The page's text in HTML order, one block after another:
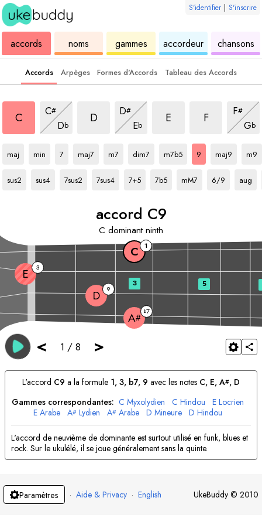
S'identifier | S'inscrire
accords
de
ukulélénoms
des
accordsgammes
de
ukuléléaccordeur ukulélé
chansons
Accords Arpèges Formes d'Accords Tableau des Accords
accord
C
9
C#
accord
Db
9
D
D#
accord
Eb
9
E
F
F#
Gb
9
accordC
maj
accord
min
7
maj7
m7
dim7
m7b5
9
maj9
m9
sus2
sus4
7sus2
7sus4
7+5
7b5
accord
mM7
6/9
aug
accord C9
C dominant ninth
< 1 / 8 >
A#
b7
D 9
E 3
C 1
3 5
L'accord C9 a la formule 1, 3, b7, 9 avec les notes C, E, A#, D
Gammes correspondantes: C Myxolydien C Hindou E Locrien
E Arabe A# Lydien A# Arabe D Mineure D Hindou
L'accord de neuvième de dominante est surtout utilisé en funk, blues et
rock. Sur le ukulélé, il se joue généralement sans la quinte.
Paramètres · Aide & Privacy · English UkeBuddy © 2010